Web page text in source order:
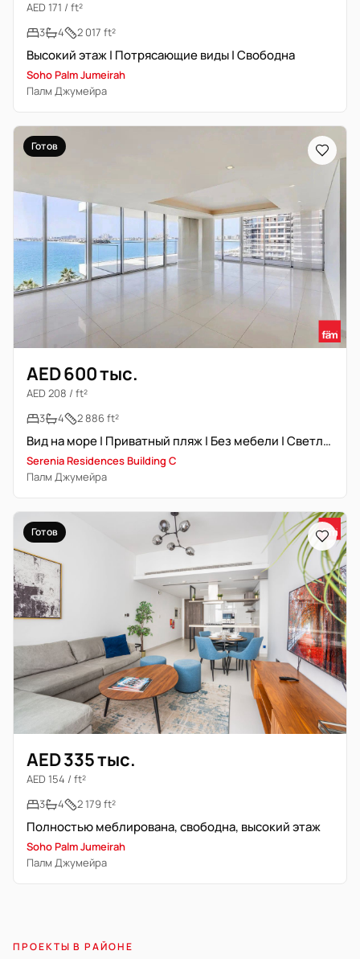
AED 171 / ft²
3
4 2 017 ft²
Высокий этаж | Потрясающие виды | Свободна
Soho Palm Jumeirah
Палм Джумейра
Готов
AED 600 тыс.
AED 208 / ft²
3
4 2 886 ft²
Вид на море | Приватный пляж | Без мебели | Светлая
Serenia Residences Building C
Палм Джумейра
Готов
AED 335 тыс.
AED 154 / ft²
3
4 2 179 ft²
Полностью меблирована, свободна, высокий этаж
Soho Palm Jumeirah
Палм Джумейра
ПРОЕКТЫ В РАЙОНЕ